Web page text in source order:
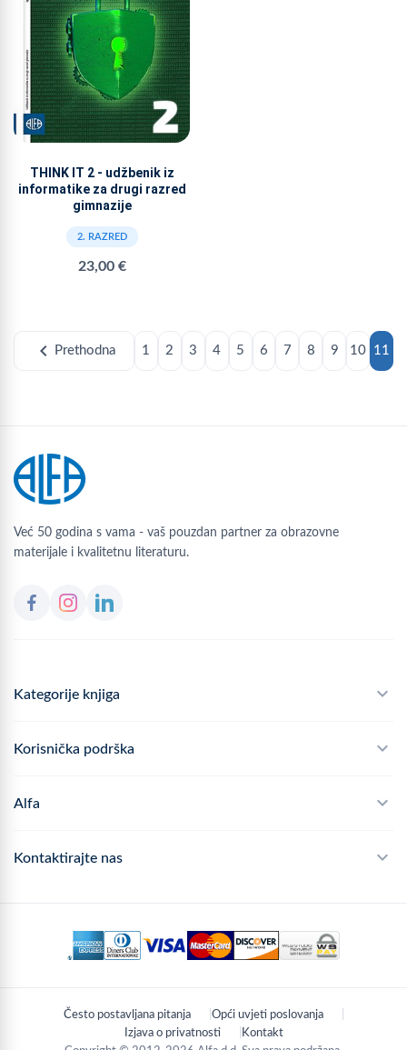
THINK IT 2 - udžbenik iz
informatike za drugi razred
gimnazije
2. RAZRED
23,00 €
chevron_left Prethodna 1 2 3 4 5 6 7 8 9 10 11
Već 50 godina s vama - vaš pouzdan partner za obrazovne
materijale i kvalitetnu literaturu.
Kategorije knjiga
Školski program
Korisnička podrška
Često postavljana pitanja
Praćenje narudžbe
Alfa
Politika privatnosti
Kontaktirajte nas
01 889 2047
Zagreb, Hrvatska
Često postavljana pitanja
Opći uvjeti poslovanja
Izjava o privatnosti
Kontakt